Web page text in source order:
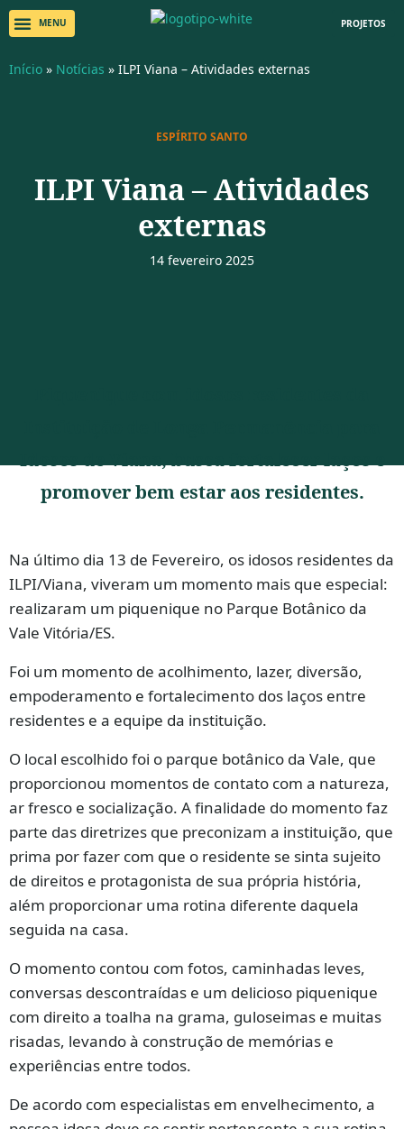
PROJETOS
Início » Notícias » ILPI Viana – Atividades externas
ESPÍRITO SANTO
ILPI Viana – Atividades
externas
14 fevereiro 2025
Idosos de Viana, busca fortalecer laços e
promover bem estar aos residentes.
Na último dia 13 de Fevereiro, os idosos residentes da
ILPI/Viana, viveram um momento mais que especial:
realizaram um piquenique no Parque Botânico da
Vale Vitória/ES.
Foi um momento de acolhimento, lazer, diversão,
empoderamento e fortalecimento dos laços entre
residentes e a equipe da instituição.
O local escolhido foi o parque botânico da Vale, que
proporcionou momentos de contato com a natureza,
ar fresco e socialização. A finalidade do momento faz
parte das diretrizes que preconizam a instituição, que
prima por fazer com que o residente se sinta sujeito
de direitos e protagonista de sua própria história,
além proporcionar uma rotina diferente daquela
seguida na casa.
O momento contou com fotos, caminhadas leves,
conversas descontraídas e um delicioso piquenique
com direito a toalha na grama, guloseimas e muitas
risadas, levando à construção de memórias e
experiências entre todos.
De acordo com especialistas em envelhecimento, a